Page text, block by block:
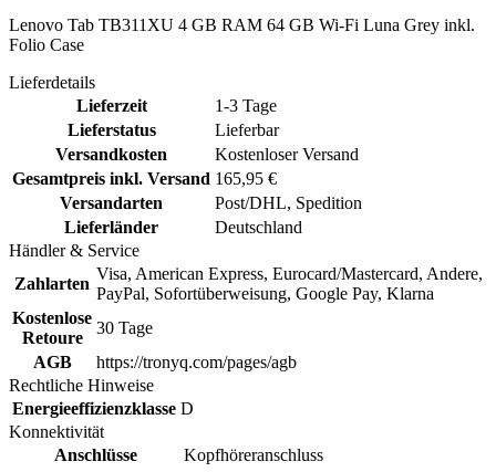
Lenovo Tab TB311XU 4 GB RAM 64 GB Wi-Fi Luna Grey inkl.
Folio Case
Lieferdetails
Lieferzeit
1-3 Tage
Lieferstatus
Lieferbar
Versandkosten
Kostenloser Versand
Gesamtpreis inkl. Versand 165,95 €
Versandarten
Post/DHL, Spedition
Lieferländer
Deutschland
Händler & Service
Zahlarten
Visa, American Express, Eurocard/Mastercard, Andere,
PayPal, Sofortüberweisung, Google Pay, Klarna
Kostenlose
Retoure
30 Tage
AGB
https://tronyq.com/pages/agb
Rechtliche Hinweise
Energieeffizienzklasse D
Konnektivität
Anschlüsse
Kopfhöreranschluss